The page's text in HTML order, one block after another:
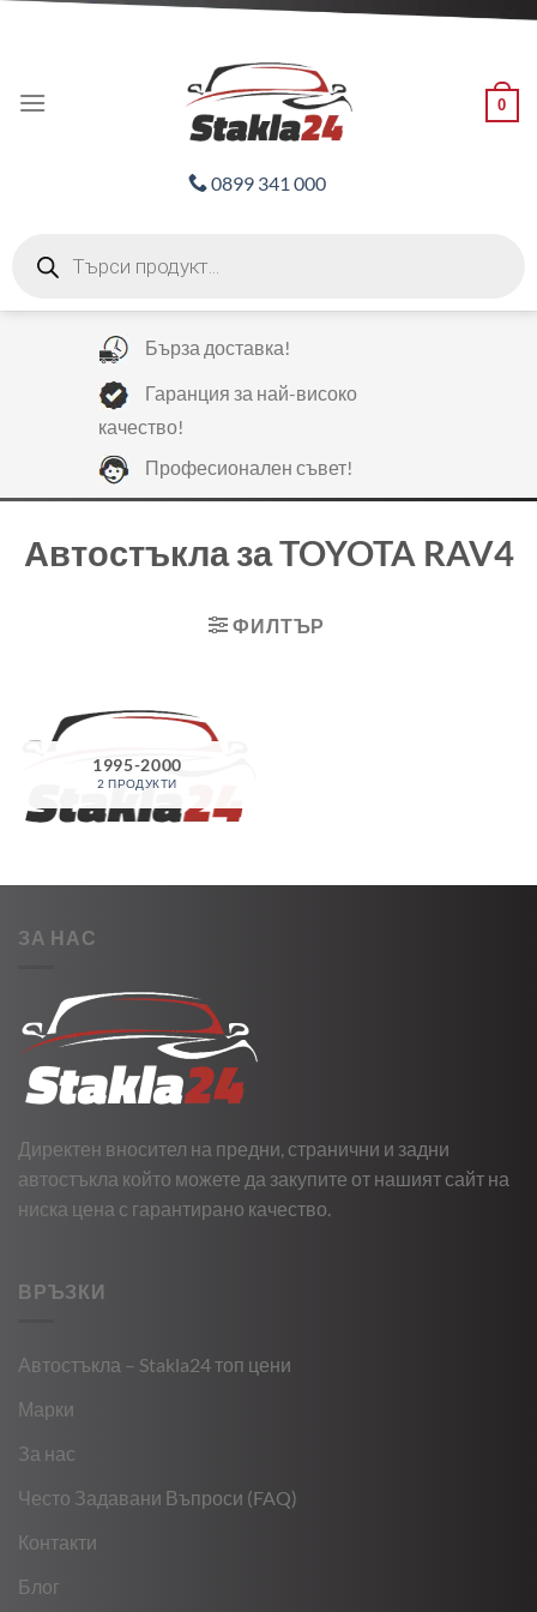
0
0899 341 000
search
Бърза доставка!
Гаранция за най-високо
качество!
Професионален съвет!
Автостъкла за TOYOTA RAV4
ФИЛТЪР
1995-2000
2 ПРОДУКТИ
ЗА НАС
Директен вносител на предни, странични и задни
автостъкла който можете да закупите от нашият сайт на
ниска цена с гарантирано качество.
ВРЪЗКИ
Автостъкла – Stakla24 топ цени
Марки
За нас
Често Задавани Въпроси (FAQ)
Контакти
Блог